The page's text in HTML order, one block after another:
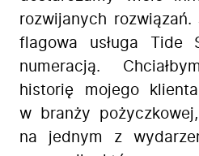
rozwijanych
flagowa usługa Tide
numeracją.
historię mojego
w branży
na jednym z